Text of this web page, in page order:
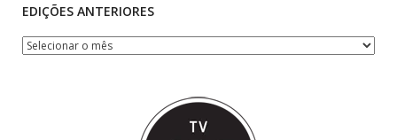
EDIÇÕES ANTERIORES